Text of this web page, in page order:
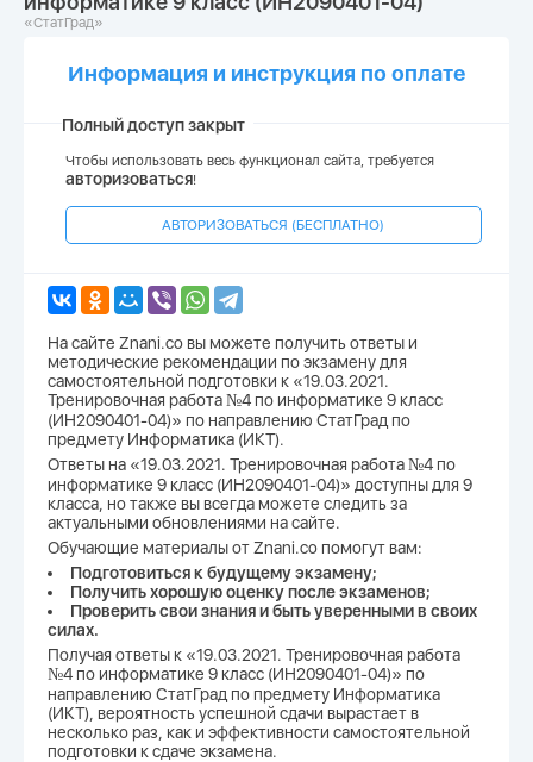
«СтатГрад»
Информация и инструкция по оплате
Полный доступ закрыт
Чтобы использовать весь функционал сайта, требуется
авторизоваться!
АВТОРИЗОВАТЬСЯ (БЕСПЛАТНО)
На сайте Znani.co вы можете получить ответы и
методические рекомендации по экзамену для
самостоятельной подготовки к «19.03.2021.
Тренировочная работа №4 по информатике 9 класс
(ИН2090401-04)» по направлению СтатГрад по
предмету Информатика (ИКТ).
Ответы на «19.03.2021. Тренировочная работа №4 по
информатике 9 класс (ИН2090401-04)» доступны для 9
класса, но также вы всегда можете следить за
актуальными обновлениями на сайте.
Обучающие материалы от Znani.co помогут вам:
Подготовиться к будущему экзамену;
Получить хорошую оценку после экзаменов;
Проверить свои знания и быть уверенными в своих
силах.
Получая ответы к «19.03.2021. Тренировочная работа
№4 по информатике 9 класс (ИН2090401-04)» по
направлению СтатГрад по предмету Информатика
(ИКТ), вероятность успешной сдачи вырастает в
несколько раз, как и эффективности самостоятельной
подготовки к сдаче экзамена.